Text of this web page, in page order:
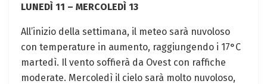
LUNEDÌ 11 – MERCOLEDÌ 13
All’inizio della settimana, il meteo sarà nuvoloso
con temperature in aumento, raggiungendo i 17°C
martedì. Il vento soffierà da Ovest con raffiche
moderate. Mercoledì il cielo sarà molto nuvoloso,